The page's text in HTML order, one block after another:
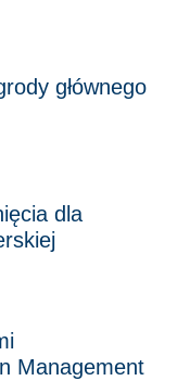
głównego
dla
Management